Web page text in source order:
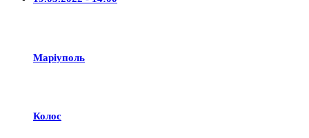
Маріуполь
Колос